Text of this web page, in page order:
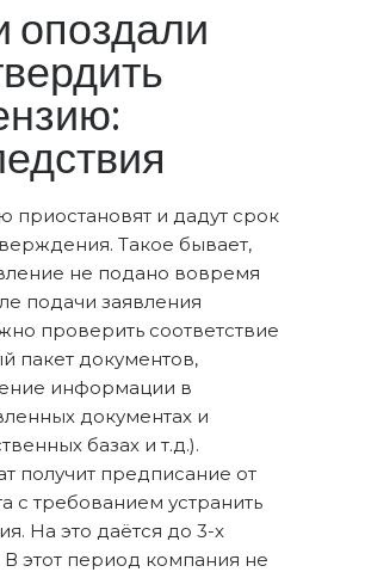
опоздали
приостановят и дадут срок
Такое бывает,
не подано вовремя
подачи заявления
проверить соответствие
пакет документов,
информации в
документах и
базах и т.д.).
получит предписание от
с требованием устранить
На это даётся до 3-х
этот период компания не